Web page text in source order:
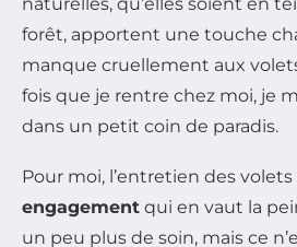
naturelles, qu’elles soient en
forêt, apportent une touche
manque cruellement aux
fois que je rentre chez moi, je
dans un petit coin de paradis.
Pour moi, l’entretien des
engagement qui en vaut la
un peu plus de soin, mais ce